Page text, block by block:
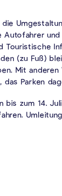
Autofahrer
Touristische
(zu Fuß)
Mit
das Parken
bis zum 14.